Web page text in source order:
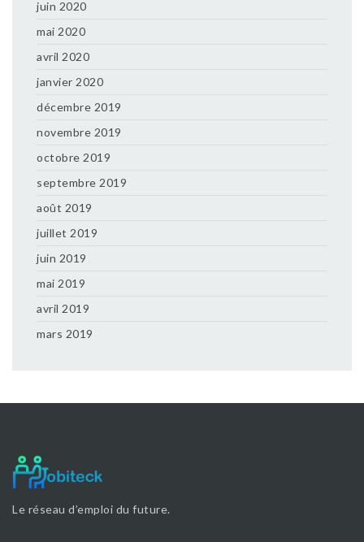
juin 2020
mai 2020
avril 2020
janvier 2020
décembre 2019
novembre 2019
octobre 2019
septembre 2019
août 2019
juillet 2019
juin 2019
mai 2019
avril 2019
mars 2019
Le réseau d’emploi du future.